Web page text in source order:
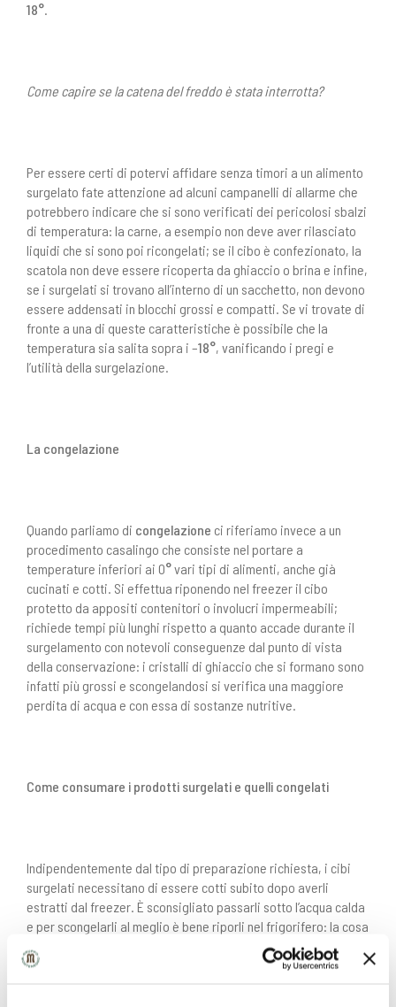
18°.
Come capire se la catena del freddo è stata interrotta?
Per essere certi di potervi affidare senza timori a un alimento
surgelato fate attenzione ad alcuni campanelli di allarme che
potrebbero indicare che si sono verificati dei pericolosi sbalzi
di temperatura: la carne, a esempio non deve aver rilasciato
liquidi che si sono poi ricongelati; se il cibo è confezionato, la
scatola non deve essere ricoperta da ghiaccio o brina e infine,
se i surgelati si trovano all’interno di un sacchetto, non devono
essere addensati in blocchi grossi e compatti. Se vi trovate di
fronte a una di queste caratteristiche è possibile che la
temperatura sia salita sopra i –18°, vanificando i pregi e
l’utilità della surgelazione.
La congelazione
Quando parliamo di congelazione ci riferiamo invece a un
procedimento casalingo che consiste nel portare a
temperature inferiori ai 0°vari tipi di alimenti, anche già
cucinati e cotti. Si effettua riponendo nel freezer il cibo
protetto da appositi contenitori o involucri impermeabili;
richiede tempi più lunghi rispetto a quanto accade durante il
surgelamento con notevoli conseguenze dal punto di vista
della conservazione: i cristalli di ghiaccio che si formano sono
infatti più grossi e scongelandosi si verifica una maggiore
perdita di acqua e con essa di sostanze nutritive.
Come consumare i prodotti surgelati e quelli congelati
Indipendentemente dal tipo di preparazione richiesta, i cibi
surgelati necessitano di essere cotti subito dopo averli
estratti dal freezer. È sconsigliato passarli sotto l’acqua calda
e per scongelarli al meglio è bene riporli nel frigorifero: la cosa
più importante da ricordare comunque è che una volta
scongelati,
non vanno assolutamente ricongelatise non dopo